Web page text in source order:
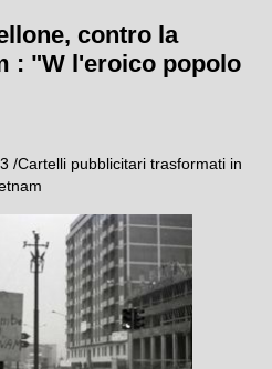
contro la
: "W l'eroico popolo
/Cartelli pubblicitari trasformati in